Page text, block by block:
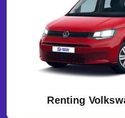
Renting